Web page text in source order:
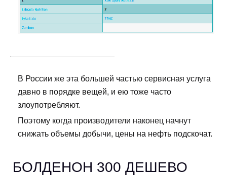
В России же эта большей частью сервисная услуга
давно в порядке вещей, и ею тоже часто
злоупотребляют.
Поэтому когда производители наконец начнут
снижать объемы добычи, цены на нефть подскочат.
БОЛДЕНОН 300 ДЕШЕВО